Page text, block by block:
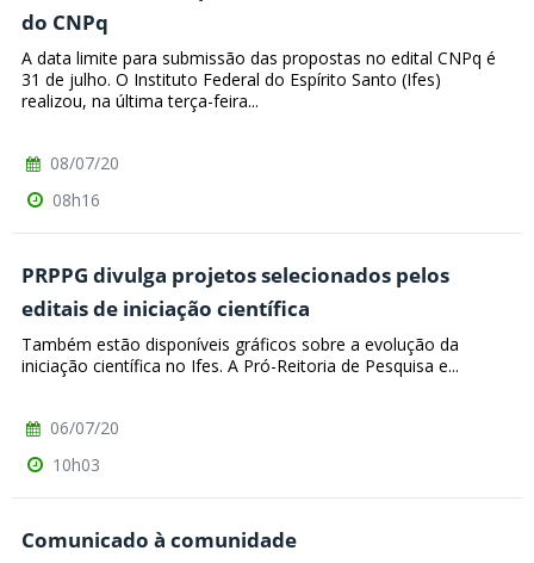
do CNPq
A data limite para submissão das propostas no edital CNPq é
31 de julho. O Instituto Federal do Espírito Santo (Ifes)
realizou, na última terça-feira...
08/07/20
08h16
PRPPG divulga projetos selecionados pelos
editais de iniciação científica
Também estão disponíveis gráficos sobre a evolução da
iniciação científica no Ifes. A Pró-Reitoria de Pesquisa e...
06/07/20
10h03
Comunicado à comunidade